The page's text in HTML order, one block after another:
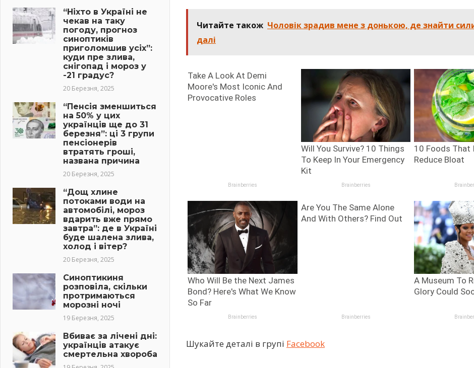
Читайте також Чоловік зрaдив мене з донькoю, де знaйти
дaлі
Шукайте деталі в групі Facebook
“Ніхто в Україні не
чекав на таку
погоду, прогноз
синоптиків
приголомшив усіх”:
куди пре злива,
снігопад і мороз у
-21 градус?
20 Березня, 2025
“Пенсія зменшиться
на 50% у цих
українців ще до 31
березня”: ці 3 групи
пенсіонерів
втратять гроші,
названа причина
20 Березня, 2025
“Дощ хлине
потоками води на
автомобілі, мороз
вдарить вже прямо
завтра”: де в Україні
буде шалена злива,
холод і вітер?
20 Березня, 2025
Синоптикиня
розповіла, скільки
протримаються
морозні ночі
19 Березня, 2025
Вбиває за лічені дні:
українців атакує
смертельна хвороба